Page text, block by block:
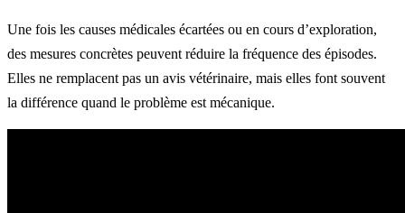
Une fois les causes médicales écartées ou en cours d’exploration,
des mesures concrètes peuvent réduire la fréquence des épisodes.
Elles ne remplacent pas un avis vétérinaire, mais elles font souvent
la différence quand le problème est mécanique.